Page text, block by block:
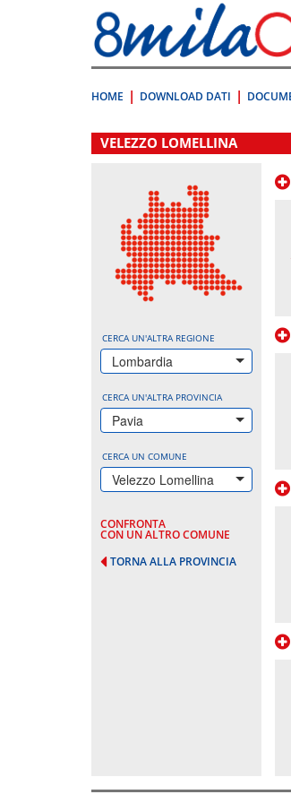
direttamente
a:
Contenuto
HOME DOWNLOAD DATI
.
VELEZZO LOMELLINA
CERCA UN'ALTRA REGIONE
Lombardia
CERCA UN'ALTRA PROVINCIA
Pavia
CERCA UN COMUNE
Velezzo Lomellina
CONFRONTA
CON UN ALTRO COMUNE
TORNA ALLA PROVINCIA